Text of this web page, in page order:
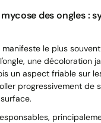
des ongles :
manifeste le plus
une décoloration
un aspect friable sur
progressivement de